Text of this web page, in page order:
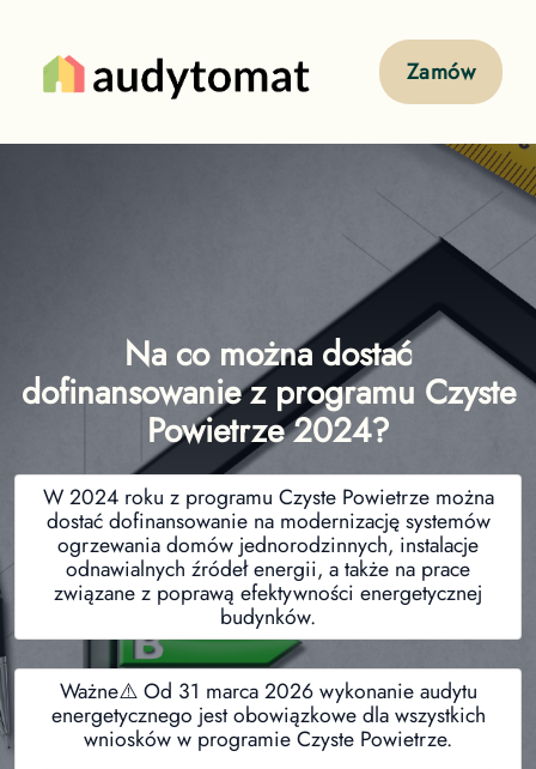
Zamów
Na co można dostać
dofinansowanie z programu Czyste
Powietrze 2024?
W 2024 roku z programu Czyste Powietrze można
dostać dofinansowanie na modernizację systemów
ogrzewania domów jednorodzinnych, instalacje
odnawialnych źródeł energii, a także na prace
związane z poprawą efektywności energetycznej
budynków.
Ważne⚠️ Od 31 marca 2026 wykonanie audytu
energetycznego jest obowiązkowe dla wszystkich
wniosków w programie Czyste Powietrze.